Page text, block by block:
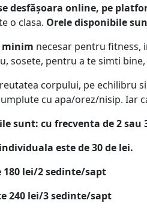
desfășoara online, pe
o clasa. Orele disponibile
minim necesar pentru fitness,
sosete, pentru a te simti
corpului, pe echilibru
cu apa/orez/nisip. Iar
sunt: cu frecventa de 2 sau
este de 30 de lei.
lei/2 sedinte/sapt
240 lei/3 sedinte/sapt